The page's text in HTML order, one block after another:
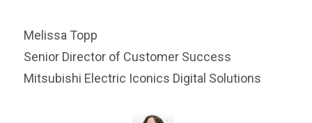
Melissa Topp
Senior Director of Customer Success
Mitsubishi Electric Iconics Digital Solutions